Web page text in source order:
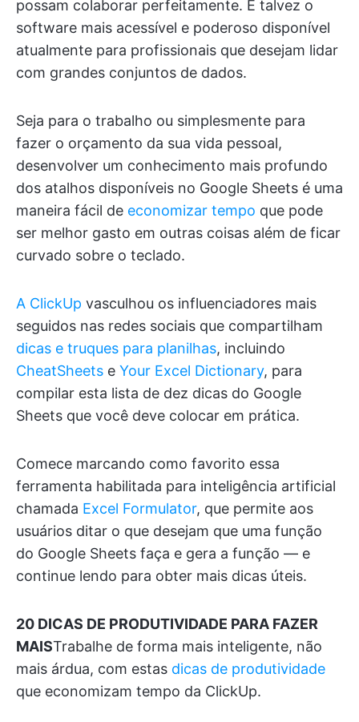
possam colaborar perfeitamente. É talvez o
software mais acessível e poderoso disponível
atualmente para profissionais que desejam lidar
com grandes conjuntos de dados.
Seja para o trabalho ou simplesmente para
fazer o orçamento da sua vida pessoal,
desenvolver um conhecimento mais profundo
dos atalhos disponíveis no Google Sheets é uma
maneira fácil de economizar tempo que pode
ser melhor gasto em outras coisas além de ficar
curvado sobre o teclado.
A ClickUp vasculhou os influenciadores mais
seguidos nas redes sociais que compartilham
dicas e truques para planilhas, incluindo
CheatSheets e Your Excel Dictionary, para
compilar esta lista de dez dicas do Google
Sheets que você deve colocar em prática.
Comece marcando como favorito essa
ferramenta habilitada para inteligência artificial
chamada Excel Formulator, que permite aos
usuários ditar o que desejam que uma função
do Google Sheets faça e gera a função — e
continue lendo para obter mais dicas úteis.
20 DICAS DE PRODUTIVIDADE PARA FAZER
MAISTrabalhe de forma mais inteligente, não
mais árdua, com estas dicas de produtividade
que economizam tempo da ClickUp.